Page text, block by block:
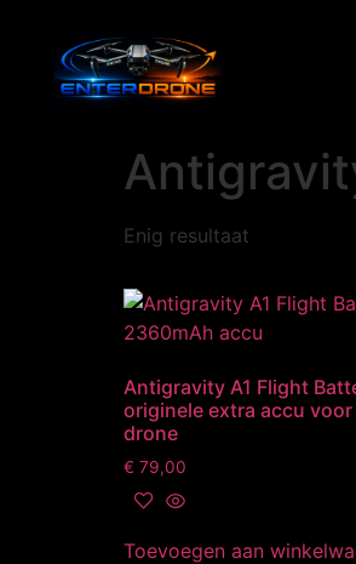
Enig resultaat
Antigravity A1 Flight
originele extra accu voor
drone
€ 79,00
Toevoegen aan